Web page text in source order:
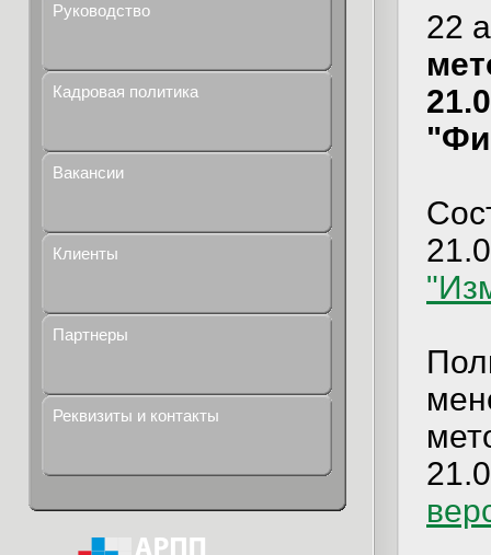
Руководство
Кадровая политика
Вакансии
Клиенты
Партнеры
Реквизиты и контакты
22